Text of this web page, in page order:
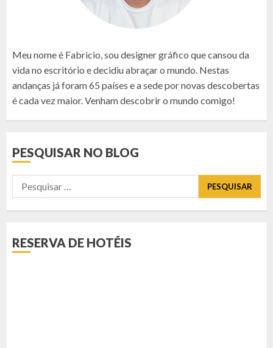
Meu nome é Fabricio, sou designer gráfico que cansou da
vida no escritório e decidiu abraçar o mundo. Nestas
andanças já foram 65 países e a sede por novas descobertas
é cada vez maior. Venham descobrir o mundo comigo!
PESQUISAR NO BLOG
Pesquisar
por:
RESERVA DE HOTÉIS